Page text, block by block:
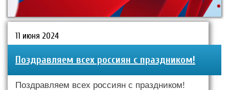
11 июня 2024
Поздравляем всех россиян с праздником!
Поздравляем всех россиян с праздником!